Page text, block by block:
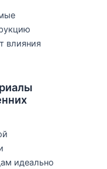
влияния
идеально